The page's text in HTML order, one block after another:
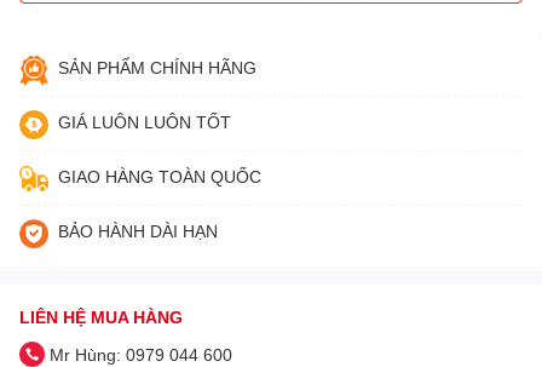
SẢN PHẨM CHÍNH HÃNG
GIÁ LUÔN LUÔN TỐT
GIAO HÀNG TOÀN QUỐC
BẢO HÀNH DÀI HẠN
LIÊN HỆ MUA HÀNG
Mr Hùng: 0979 044 600